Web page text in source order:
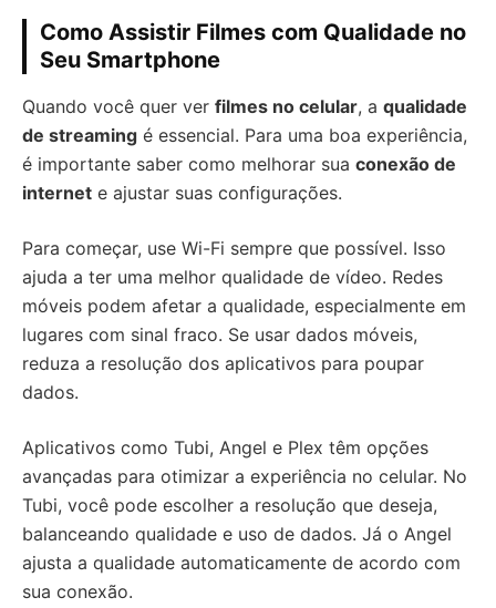
Como Assistir Filmes com Qualidade no
Seu Smartphone
Quando você quer ver filmes no celular, a qualidade
de streaming é essencial. Para uma boa experiência,
é importante saber como melhorar sua conexão de
internet e ajustar suas configurações.
Para começar, use Wi-Fi sempre que possível. Isso
ajuda a ter uma melhor qualidade de vídeo. Redes
móveis podem afetar a qualidade, especialmente em
lugares com sinal fraco. Se usar dados móveis,
reduza a resolução dos aplicativos para poupar
dados.
Aplicativos como Tubi, Angel e Plex têm opções
avançadas para otimizar a experiência no celular. No
Tubi, você pode escolher a resolução que deseja,
balanceando qualidade e uso de dados. Já o Angel
ajusta a qualidade automaticamente de acordo com
sua conexão.